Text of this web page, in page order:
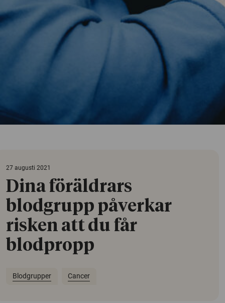
27 augusti 2021
Dina föräldrars
blodgrupp påverkar
risken att du får
blodpropp
Blodgrupper Cancer